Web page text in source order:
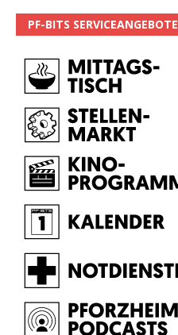
PF-BITS SERVICEANGEBOTE